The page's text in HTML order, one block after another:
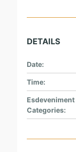
DETAILS
Date:
Time:
Esdeveniment
Categories: